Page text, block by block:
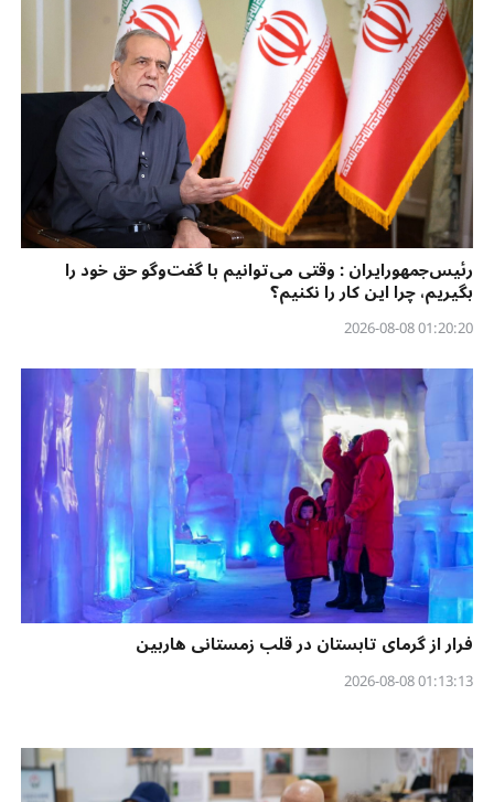
رئیس‌جمهورایران : وقتی می‌توانیم با گفت‌وگو حق خود را
بگیریم، چرا این کار را نکنیم؟
01:20:20 2026-08-08
فرار از گرمای تابستان در قلب زمستانی هاربین
01:13:13 2026-08-08